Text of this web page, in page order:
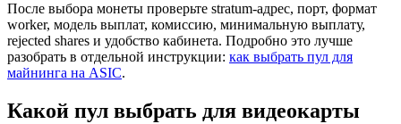
После выбора монеты проверьте stratum-адрес, порт, формат
worker, модель выплат, комиссию, минимальную выплату,
rejected shares и удобство кабинета. Подробно это лучше
разобрать в отдельной инструкции: как выбрать пул для
майнинга на ASIC.
Какой пул выбрать для видеокарты